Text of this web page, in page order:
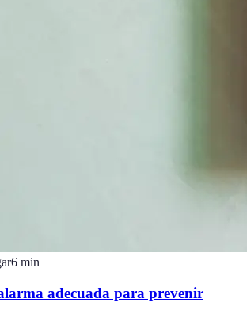
6 min
adecuada para prevenir